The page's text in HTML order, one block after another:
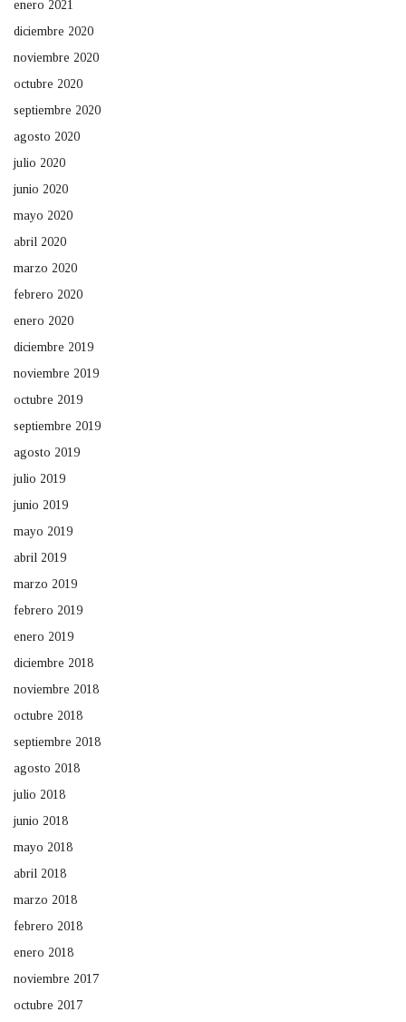
enero 2021
diciembre 2020
noviembre 2020
octubre 2020
septiembre 2020
agosto 2020
julio 2020
junio 2020
mayo 2020
abril 2020
marzo 2020
febrero 2020
enero 2020
diciembre 2019
noviembre 2019
octubre 2019
septiembre 2019
agosto 2019
julio 2019
junio 2019
mayo 2019
abril 2019
marzo 2019
febrero 2019
enero 2019
diciembre 2018
noviembre 2018
octubre 2018
septiembre 2018
agosto 2018
julio 2018
junio 2018
mayo 2018
abril 2018
marzo 2018
febrero 2018
enero 2018
noviembre 2017
octubre 2017